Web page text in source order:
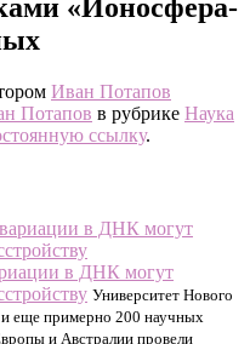
«Ионосфера-
Иван Потапов
Потапов в рубрике Наука
ссылку.
в ДНК могут
Университет Нового
еще примерно 200 научных
и Австралии провели